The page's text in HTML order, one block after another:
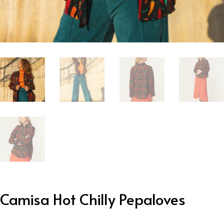
Camisa Hot Chilly Pepaloves